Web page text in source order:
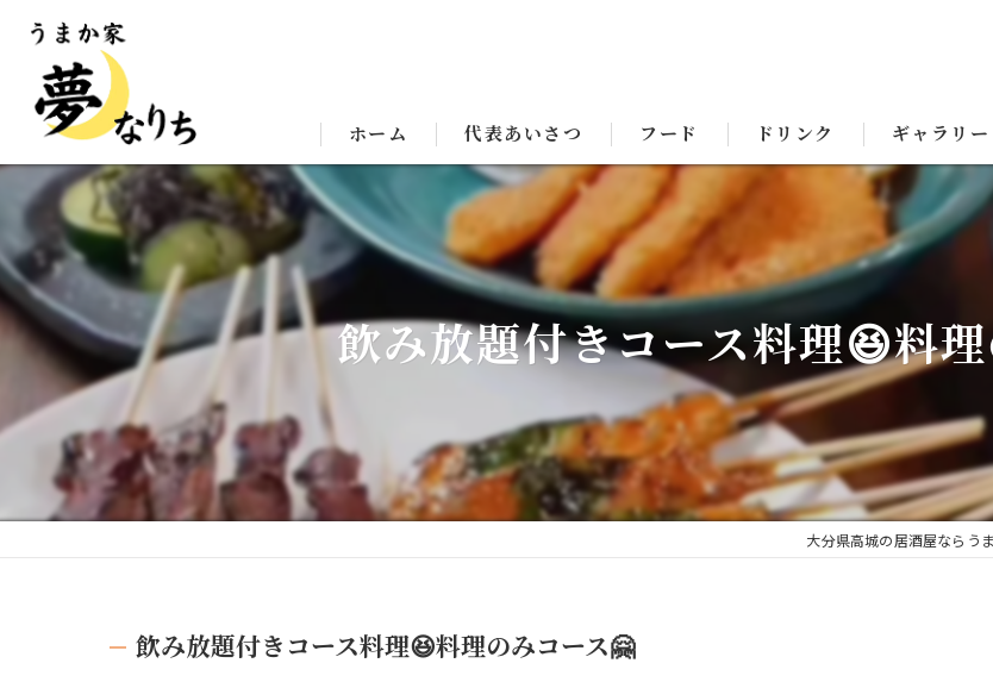
ホーム 代表あいさつ フード ドリンク ギャラリー
飲み放題付きコース料理😆料
大分県高城の居酒屋ならう
飲み放題付きコース料理😆料理のみコース🤗